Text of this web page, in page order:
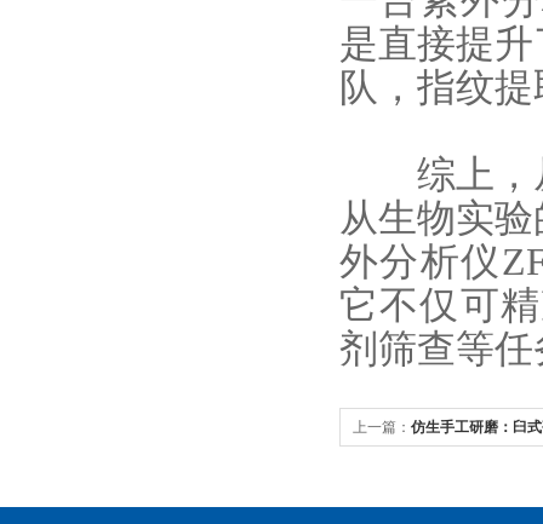
是直接提
队，指纹
综上，从
从生物实
外分析仪
它不仅可
剂筛查等
上一篇： 仿生手工研磨：臼